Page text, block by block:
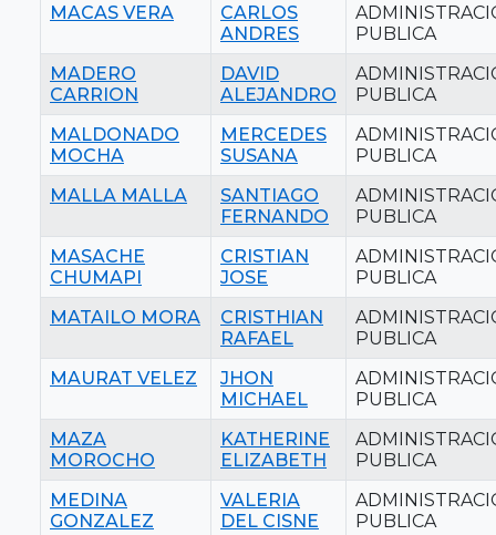
MACAS VERA
CARLOS
ANDRES
PUBLICA
MADERO
CARRION
DAVID
ALEJANDRO
PUBLICA
MALDONADO
MOCHA
MERCEDES
SUSANA
PUBLICA
MALLA MALLA
SANTIAGO
FERNANDO
PUBLICA
MASACHE
CHUMAPI
CRISTIAN
JOSE
PUBLICA
MATAILO MORA
CRISTHIAN
RAFAEL
PUBLICA
MAURAT VELEZ
JHON
MICHAEL
PUBLICA
MAZA
MOROCHO
KATHERINE
ELIZABETH
PUBLICA
MEDINA
GONZALEZ
VALERIA
DEL CISNE
PUBLICA